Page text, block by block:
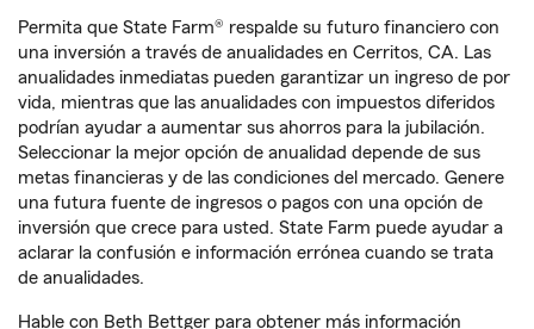
Permita que State Farm® respalde su futuro financiero con
una inversión a través de anualidades en Cerritos, CA. Las
anualidades inmediatas pueden garantizar un ingreso de por
vida, mientras que las anualidades con impuestos diferidos
podrían ayudar a aumentar sus ahorros para la jubilación.
Seleccionar la mejor opción de anualidad depende de sus
metas financieras y de las condiciones del mercado. Genere
una futura fuente de ingresos o pagos con una opción de
inversión que crece para usted. State Farm puede ayudar a
aclarar la confusión e información errónea cuando se trata
de anualidades.
Hable con Beth Bettger para obtener más información